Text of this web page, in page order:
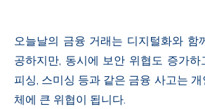
오늘날의 금융 거래는 디지털화와 함
공하지만, 동시에 보안 위협도 증가하
피싱, 스미싱 등과 같은 금융 사고는
체에 큰 위협이 됩니다.